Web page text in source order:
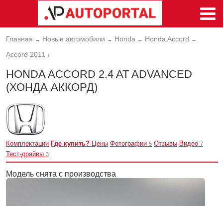
Главная → Новые автомобили → Honda → Honda Accord →
Accord 2011 ↓
HONDA ACCORD 2.4 AT ADVANCED
(ХОНДА АККОРД)
Комплектации Где купить? Цены Фотографии 5 Отзывы Видео 7
Тест-драйвы 3
Модель снята с производства